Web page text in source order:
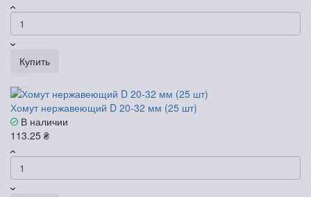
Купить
Хомут нержавеющий D 20-32 мм (25 шт)
В наличии
113.25 ₴